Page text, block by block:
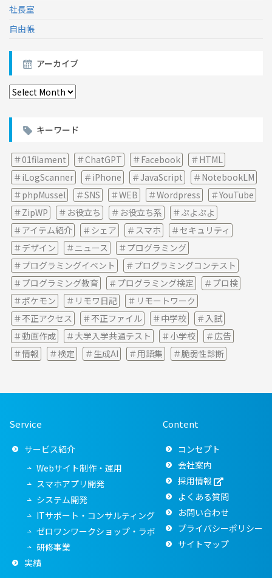
社長室
自由帳
アーカイブ
ア
ー
カ
ブ
キーワード
01filament ChatGPT Facebook
HTML
iLogScanner
iPhone JavaScript
NotebookLM
phpMussel
SNS WEB Wordpress
YouTube
ZipWP
お役立ち お役立ち系
ぷよぷよ
アイテム紹介
シェア スマホ
セキュリティ
デザイン
ニュース
プログラミング
プログラミングイベント
プログラミングコンテスト
プログラミング教育
プログラミング検定
プロ検
ポケモン
リモワ日記
リモートワーク
不正アクセス
不正ファイル 中学校
入試
動画作成
大学入学共通テスト 小学校
広告
情報
検定 生成AI 用語集 脆弱性診断
Service
サービス紹介
Webサイト制作・運用
スマホアプリ開発
システム開発
ITサポート・コンサルティング
ゼロワンワークショップ・ラボ
研修事業
実績
Content
コンセプト
会社案内
採用情報
よくある質問
お問い合わせ
プライバシーポリシー
サイトマップ